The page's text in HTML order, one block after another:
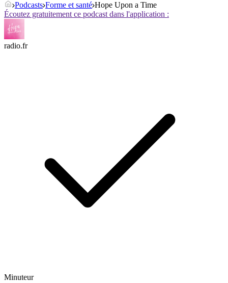
Podcasts Forme et santé Hope Upon a Time
Écoutez gratuitement ce podcast dans l'application :
radio.fr
Minuteur